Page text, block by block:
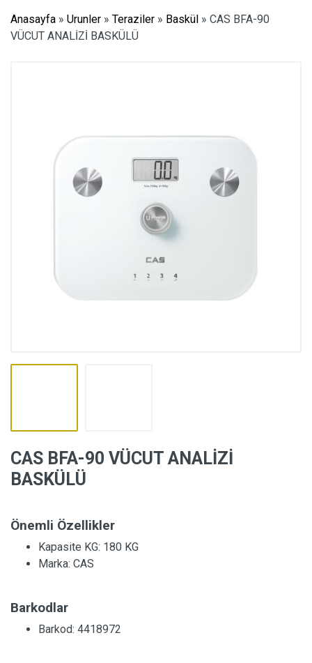
Anasayfa » Urunler » Teraziler » Baskül » CAS BFA-90
VÜCUT ANALİZİ BASKÜLÜ
CAS BFA-90 VÜCUT ANALİZİ
BASKÜLÜ
Önemli Özellikler
Kapasite KG: 180 KG
Marka: CAS
Barkodlar
Barkod: 4418972